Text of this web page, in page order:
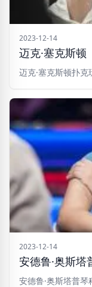
2023-12-14
迈克·塞克斯顿
迈克·塞克斯顿扑克
2023-12-14
安德鲁·奥斯塔
安德鲁·奥斯塔普